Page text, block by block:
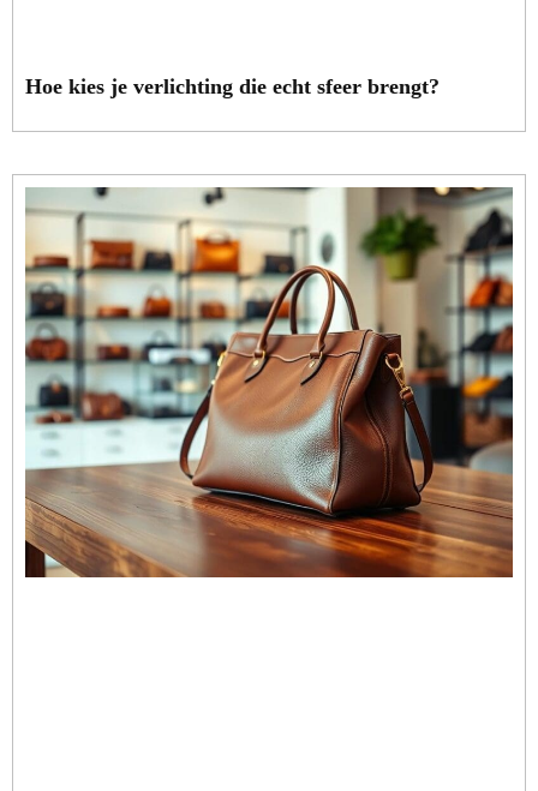
Hoe kies je verlichting die echt sfeer brengt?